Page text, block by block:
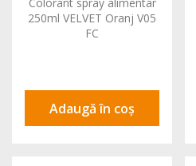
250ml VELVET Oranj V05
FC
Adaugă în coș